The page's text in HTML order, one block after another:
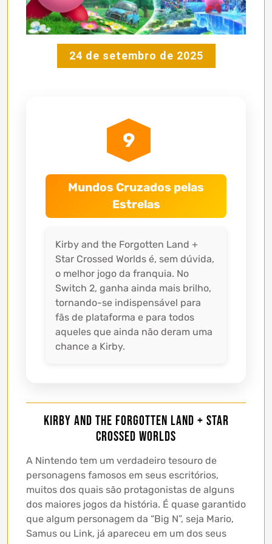
24 de setembro de 2025
9
Mundos Cruzados pelas
Estrelas
Kirby and the Forgotten Land +
Star Crossed Worlds é, sem dúvida,
o melhor jogo da franquia. No
Switch 2, ganha ainda mais brilho,
tornando-se indispensável para
fãs de plataforma e para todos
aqueles que ainda não deram uma
chance a Kirby.
Kirby and the Forgotten Land + Star
Crossed Worlds
A Nintendo tem um verdadeiro tesouro de
personagens famosos em seus escritórios,
muitos dos quais são protagonistas de alguns
dos maiores jogos da história. É quase garantido
que algum personagem da “Big N”, seja Mario,
Samus ou Link, já apareceu em um dos seus